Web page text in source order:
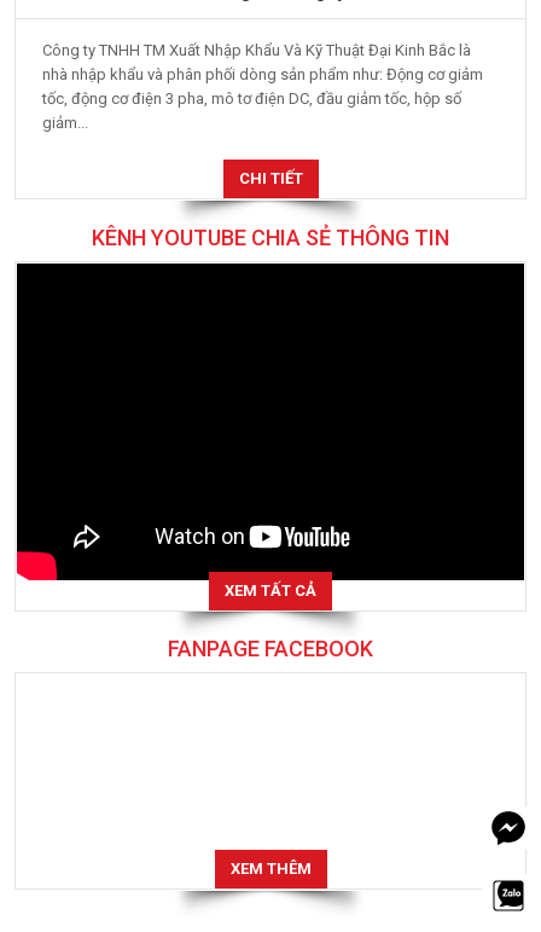
Công ty TNHH TM Xuất Nhập Khẩu Và Kỹ Thuật Đại Kinh Bắc là
nhà nhập khẩu và phân phối dòng sản phẩm như: Động cơ giảm
tốc, động cơ điện 3 pha, mô tơ điện DC, đầu giảm tốc, hộp số
giảm...
CHI TIẾT
KÊNH YOUTUBE CHIA SẺ THÔNG TIN
XEM TẤT CẢ
FANPAGE FACEBOOK
XEM THÊM